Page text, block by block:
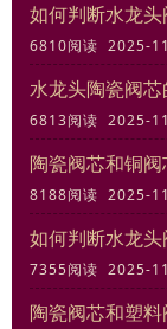
如何判断水龙
6810阅读 2025-
水龙头陶瓷阀
6813阅读 2025-
陶瓷阀芯和铜
8188阅读 2025-
如何判断水龙头
7355阅读 2025-
陶瓷阀芯和塑